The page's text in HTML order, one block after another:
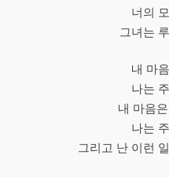
너의
그녀는
내 마
나는
내 마음
나는
그리고 난 이런